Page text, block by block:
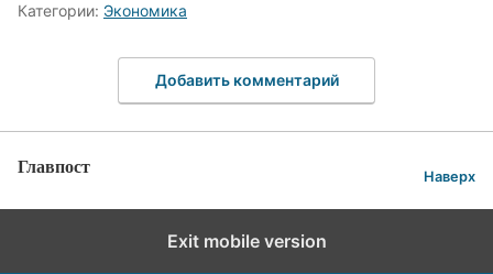
Категории: Экономика
Добавить комментарий
Главпост Наверх
Exit mobile version